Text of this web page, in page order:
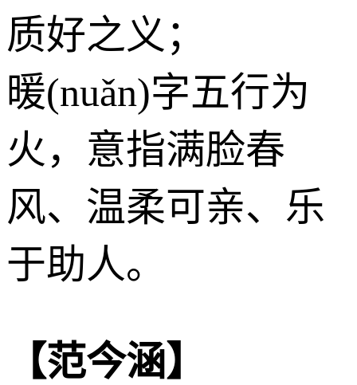
质好之义；
暖(nuǎn)字五行为
火 ，意指满脸春
风、温柔可亲、乐
于助人。
【范今涵】